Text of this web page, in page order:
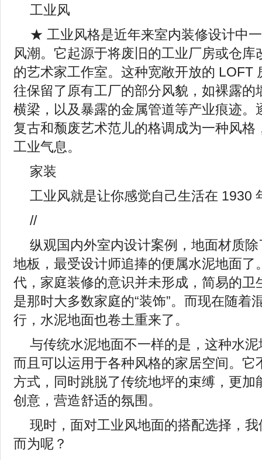
工业风
★ 工业风格是近年来室内装修设计中
风潮。它起源于将废旧的工业厂房或仓库
的艺术家工作室。这种宽敞开放的 LOFT
往保留了原有工厂的部分风貌，如裸露的
横梁，以及暴露的金属管道等产业痕迹。
复古和颓废艺术范儿的格调成为一种风格
工业气息。
家装
工业风就是让你感觉自己生活在 1930
//
纵观国内外室内设计案例，地面材质
地板，最受设计师追捧的便属水泥地面了
代，家庭装修的意识并未形成，简易的卫
是那时大多数家庭的“装饰”。而现在随着
行，水泥地面也卷土重来了。
与传统水泥地面不一样的是，这种水
而且可以运用于各种风格的家居空间。它
方式，同时跳脱了传统地坪的束缚，更加
创意，营造舒适的氛围。
现时，面对工业风地面的搭配选择，
而为呢？